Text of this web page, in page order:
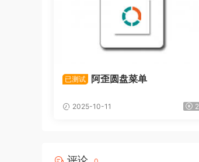
已测试 阿歪圆盘菜单
2025-10-11 2